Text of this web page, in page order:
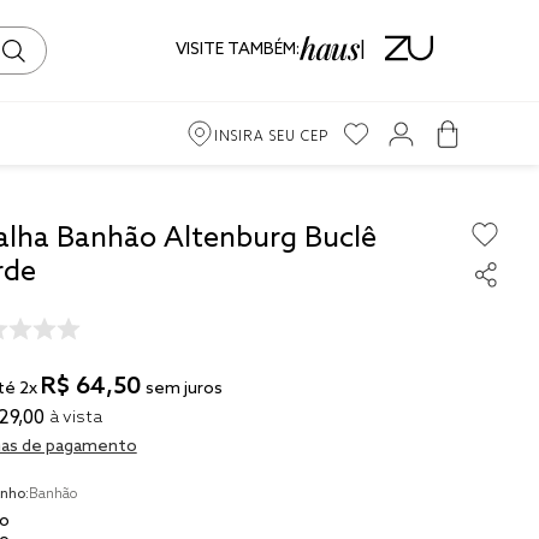
VISITE TAMBÉM:
INSIRA SEU CEP
Banhão Altenburg Buclê
2x R$ 64,50 sem juros
,00 à vista
de pagamento
Banhão